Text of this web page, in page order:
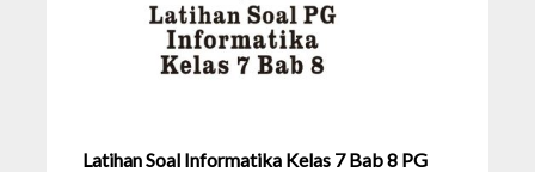
Latihan Soal Informatika Kelas 7 Bab 8 PG